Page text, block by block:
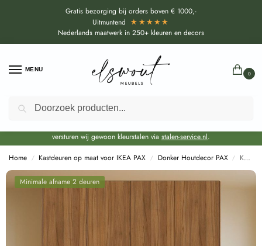
Gratis bezorging bij orders boven € 1000,-
Uitmuntend ★★★★★
Nederlands maatwerk in 250+ kleuren en decors
MENU
0
Door de bouwvakperiode geldt voor alle collecties momenteel een EXTRA
levertijd van circa 3-4 weken bovenop de reguliere levertijd.
versturen wij gewoon kleurstalen via stalen-service.nl.
Home / Kastdeuren op maat voor IKEA PAX / Donker Houtdecor PAX / Kastdeuren op maat Notenhout Dijon Natuur voor Ikea Pax (H3734)
Minimale afname 2 deuren